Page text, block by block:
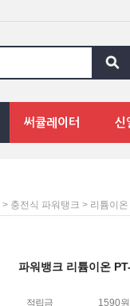
써큘레이터 신
> 충전식 파워탱크 > 리튬이
파워뱅크 리튬이온
적립금
1590원